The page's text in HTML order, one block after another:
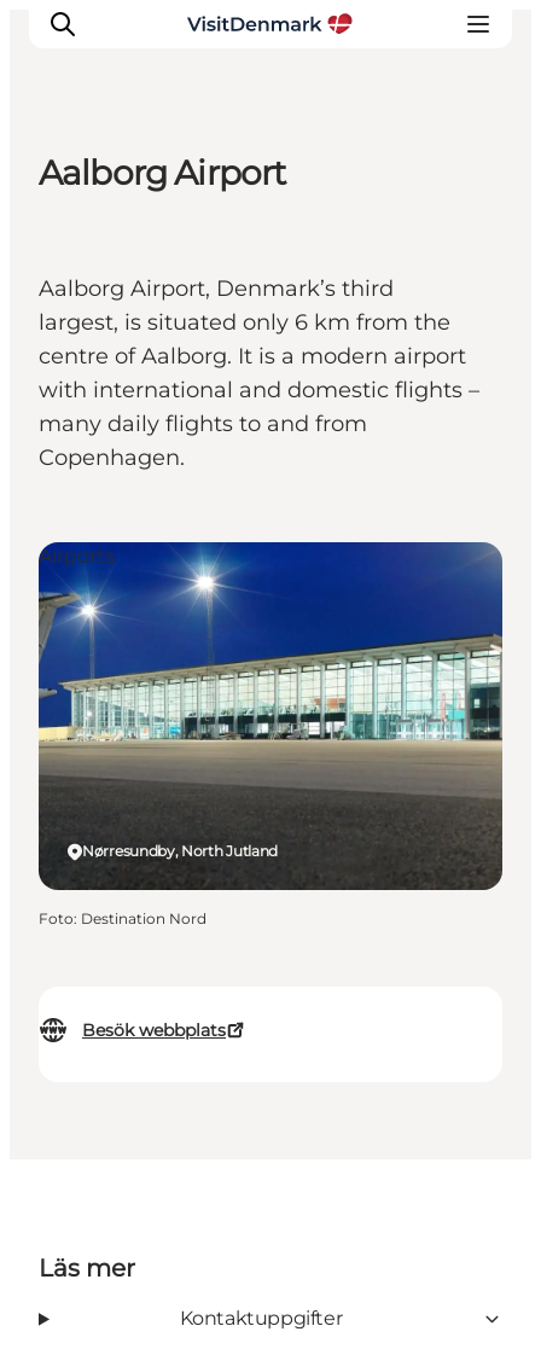
Aktiviteter
Övernatta
Planera resan
Aalborg Airport
Aalborg Airport, Denmark’s third
largest, is situated only 6 km from the
centre of Aalborg. It is a modern airport
with international and domestic flights –
many daily flights to and from
Copenhagen.
Besök webbplats
Nørresundby, North Jutland
Airports
Foto: Destination Nord
Läs mer
Kontaktuppgifter